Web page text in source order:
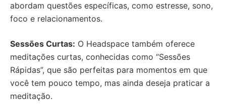
abordam questões específicas, como estresse, sono,
foco e relacionamentos.
Sessões Curtas: O Headspace também oferece
meditações curtas, conhecidas como “Sessões
Rápidas”, que são perfeitas para momentos em que
você tem pouco tempo, mas ainda deseja praticar a
meditação.